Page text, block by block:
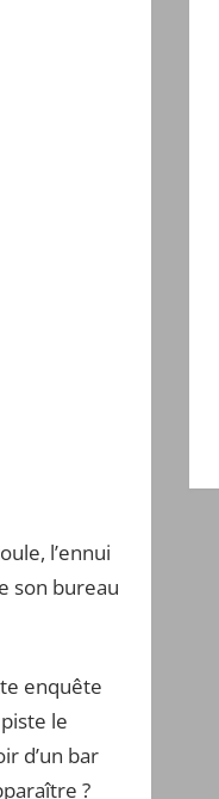
l’ennui
son bureau
enquête
le
d’un bar
?